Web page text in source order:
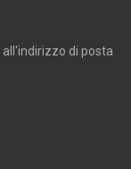
di posta